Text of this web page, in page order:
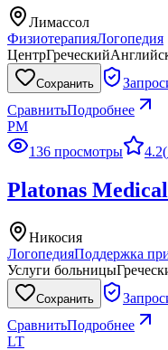
Лимассол
ФизиотерапияЛогопедия
ЦентрГреческий
Сохранить
СравнитьПодробнее
PM
136 просмотры
4.2(
Platonas
Никосия
ЛогопедияПоддержка
Услуги больницы
Сохранить
СравнитьПодробнее
LT